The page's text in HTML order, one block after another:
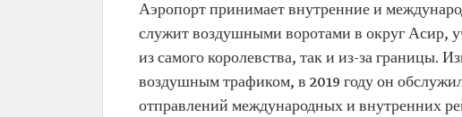
Аэропорт принимает внутренние и
служит воздушными воротами в округ Асир,
из самого королевства, так и из-за
воздушным трафиком, в 2019 году он
отправлений международных и внутренних